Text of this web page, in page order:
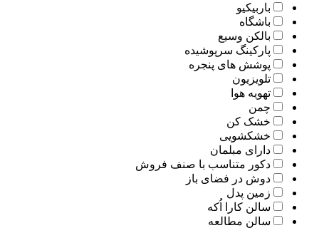
باربیکیو
باشگاه
بالکن وسیع
پارکینگ سرپوشیده
پوشش های پنجره
تلویزیون
تهویه هوا
چمن
خشک کن
خشکشویی
دارای مبلمان
دکور متناسب با صنف فروش
دوش در فضای باز
زمین پدل
سالن کارا اُکه
سالن مطالعه